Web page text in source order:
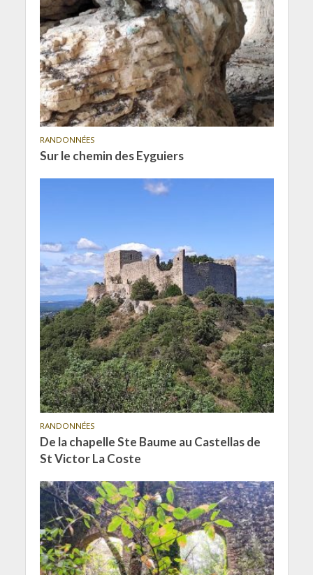
RANDONNÉES
Sur le chemin des Eyguiers
RANDONNÉES
De la chapelle Ste Baume au Castellas de
St Victor La Coste